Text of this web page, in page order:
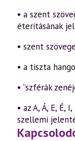
• a szent
éteritásának
• szent
• a tiszta
• “szférák
• az A, Á, E, É,
szellemi